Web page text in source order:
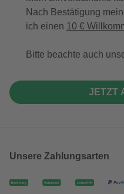
Nach Bestätigung
ich einen 10 €
Bitte beachte auch
JETZT
Unsere Zahlungsarten